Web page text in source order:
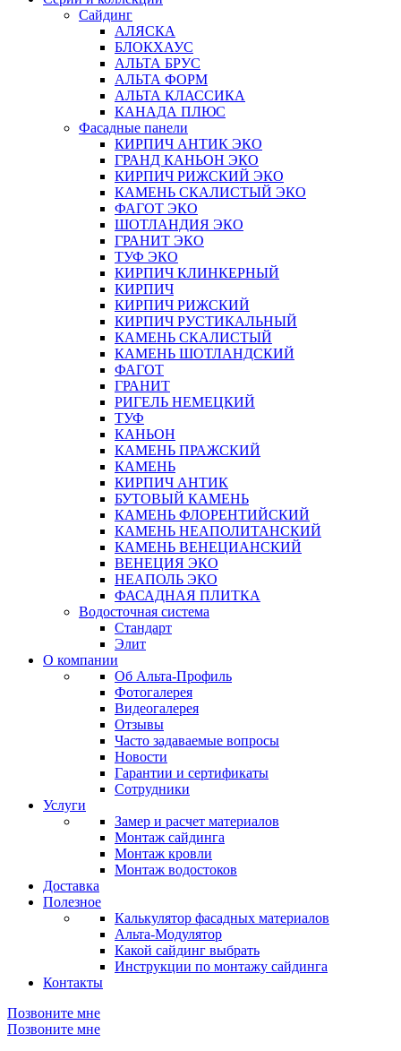
Сайдинг
АЛЯСКА
БЛОКХАУС
АЛЬТА БРУС
АЛЬТА ФОРМ
АЛЬТА КЛАССИКА
КАНАДА ПЛЮС
Фасадные панели
КИРПИЧ АНТИК ЭКО
ГРАНД КАНЬОН ЭКО
КИРПИЧ РИЖСКИЙ ЭКО
КАМЕНЬ СКАЛИСТЫЙ ЭКО
ФАГОТ ЭКО
ШОТЛАНДИЯ ЭКО
ГРАНИТ ЭКО
ТУФ ЭКО
КИРПИЧ КЛИНКЕРНЫЙ
КИРПИЧ
КИРПИЧ РИЖСКИЙ
КИРПИЧ РУСТИКАЛЬНЫЙ
КАМЕНЬ СКАЛИСТЫЙ
КАМЕНЬ ШОТЛАНДСКИЙ
ФАГОТ
ГРАНИТ
РИГЕЛЬ НЕМЕЦКИЙ
ТУФ
КАНЬОН
КАМЕНЬ ПРАЖСКИЙ
КАМЕНЬ
КИРПИЧ АНТИК
БУТОВЫЙ КАМЕНЬ
КАМЕНЬ ФЛОРЕНТИЙСКИЙ
КАМЕНЬ НЕАПОЛИТАНСКИЙ
КАМЕНЬ ВЕНЕЦИАНСКИЙ
ВЕНЕЦИЯ ЭКО
НЕАПОЛЬ ЭКО
ФАСАДНАЯ ПЛИТКА
Водосточная система
Стандарт
Элит
О компании
Об Альта-Профиль
Фотогалерея
Видеогалерея
Отзывы
Часто задаваемые вопросы
Новости
Гарантии и сертификаты
Сотрудники
Услуги
Замер и расчет материалов
Монтаж сайдинга
Монтаж кровли
Монтаж водостоков
Доставка
Полезное
Калькулятор фасадных материалов
Альта-Модулятор
Какой сайдинг выбрать
Инструкции по монтажу сайдинга
Контакты
Позвоните мне
Позвоните мне